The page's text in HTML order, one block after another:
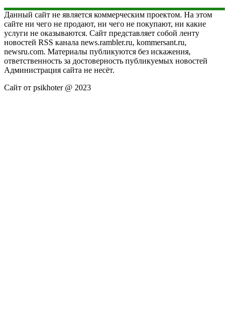
Данный сайт не является коммерческим проектом. На этом
сайте ни чего не продают, ни чего не покупают, ни какие
услуги не оказываются. Сайт представляет собой ленту
новостей RSS канала news.rambler.ru, kommersant.ru,
newsru.com. Материалы публикуются без искажения,
ответственность за достоверность публикуемых новостей
Администрация сайта не несёт.
Сайт от psikhoter @ 2023